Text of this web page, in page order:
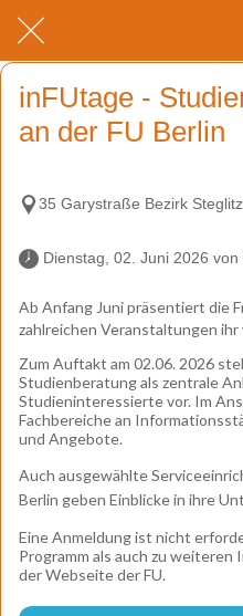
inFUtage -
an der FU Berlin
35 Garystraße Bezirk
Dienstag, 02. Juni 2026
Ab Anfang Juni präsentiert die
zahlreichen Veranstaltungen
Zum Auftakt am 02.06. 2026
Studienberatung als zentrale
Studieninteressierte vor. Im
Fachbereiche an
und Angebote.
Auch ausgewählte
Berlin geben Einblicke in ihre
Eine Anmeldung ist nicht
Programm als auch zu
der Webseite der FU.